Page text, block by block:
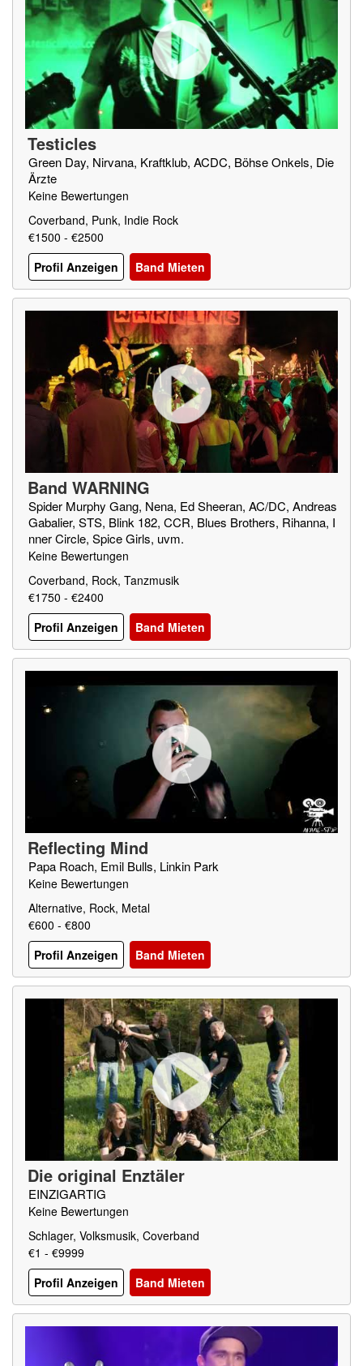
Testicles
Green Day, Nirvana, Kraftklub, ACDC, Böhse Onkels, Die
Ärzte
Keine Bewertungen
Coverband, Punk, Indie Rock
€1500 - €2500
Profil Anzeigen
Band Mieten
Band WARNING
Spider Murphy Gang, Nena, Ed Sheeran, AC/DC, Andreas
Gabalier, STS, Blink 182, CCR, Blues Brothers, Rihanna, I
nner Circle, Spice Girls, uvm.
Keine Bewertungen
Coverband, Rock, Tanzmusik
€1750 - €2400
Profil Anzeigen
Band Mieten
Reflecting Mind
Papa Roach, Emil Bulls, Linkin Park
Keine Bewertungen
Alternative, Rock, Metal
€600 - €800
Profil Anzeigen
Band Mieten
Die original Enztäler
EINZIGARTIG
Keine Bewertungen
Schlager, Volksmusik, Coverband
€1 - €9999
Profil Anzeigen
Band Mieten